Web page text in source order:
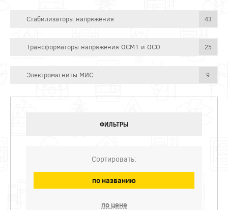
Стабилизаторы напряжения 43
Трансформаторы напряжения ОСМ1 и ОСО 25
Электромагниты МИС 9
ФИЛЬТРЫ
Сортировать:
по названию
по цене